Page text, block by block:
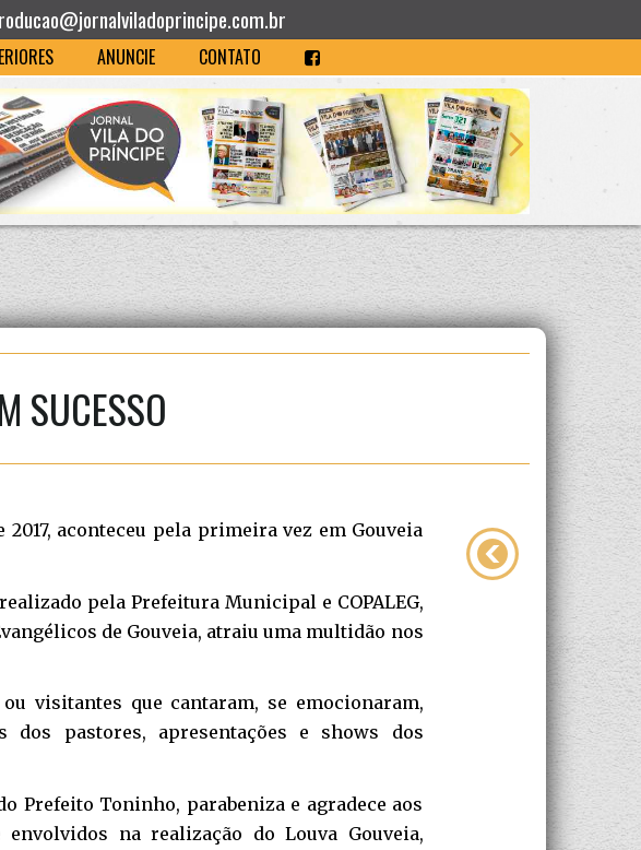
ANUNCIE CONTATO
SUCESSO
2017, aconteceu pela primeira vez em Gouveia
pela Prefeitura Municipal e COPALEG,
de Gouveia, atraiu uma multidão nos
visitantes que cantaram, se emocionaram,
dos pastores, apresentações e shows dos
Prefeito Toninho, parabeniza e agradece aos
envolvidos na realização do Louva Gouveia,